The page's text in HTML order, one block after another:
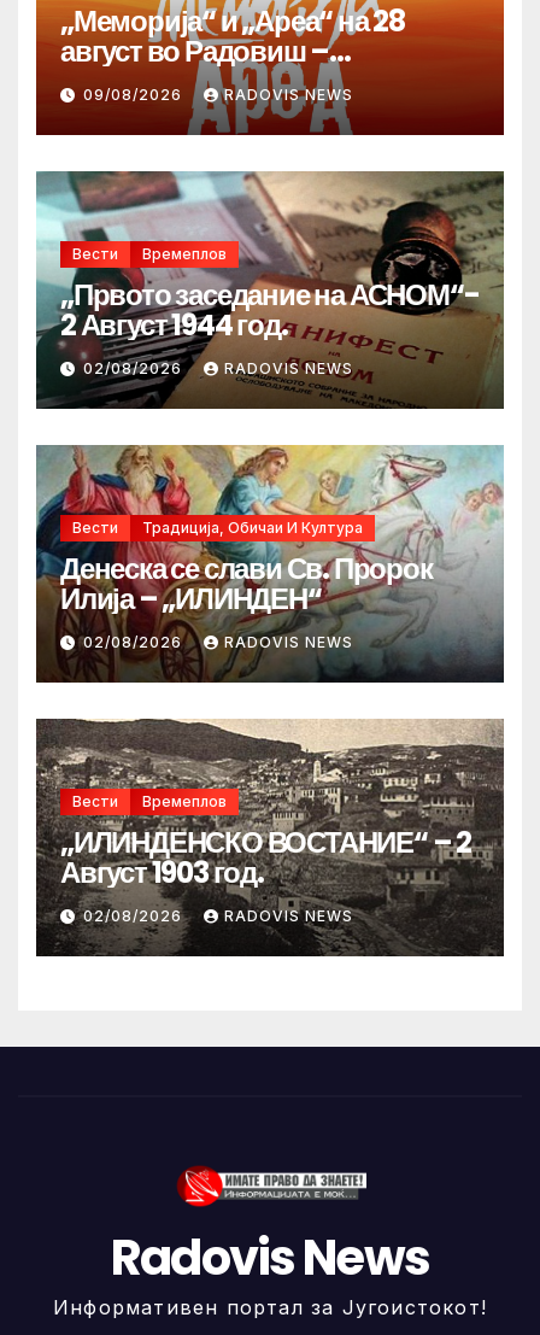
„Меморија“ и „Ареа“ на 28
август во Радовиш –
продолжува традицијата за
Денот на македонските рудари
09/08/2026 RADOVIS NEWS
Вести Времеплов
„Првото заседание на АСНОМ“-
2 Август 1944 год.
02/08/2026 RADOVIS NEWS
Вести Традиција, Обичаи И Култура
Денеска се слави Св. Пророк
Илија – „ИЛИНДЕН“
02/08/2026 RADOVIS NEWS
Вести Времеплов
„ИЛИНДЕНСКО ВОСТАНИЕ“ – 2
Август 1903 год.
02/08/2026 RADOVIS NEWS
Radovis News
Информативен портал за Југоистокот!